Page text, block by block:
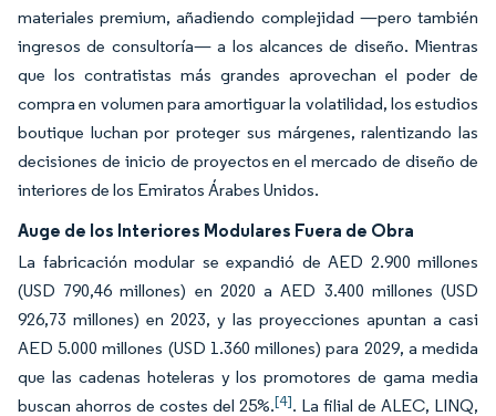
materiales premium, añadiendo complejidad —pero también
ingresos de consultoría— a los alcances de diseño. Mientras
que los contratistas más grandes aprovechan el poder de
compra en volumen para amortiguar la volatilidad, los estudios
boutique luchan por proteger sus márgenes, ralentizando las
decisiones de inicio de proyectos en el mercado de diseño de
interiores de los Emiratos Árabes Unidos.
Auge de los Interiores Modulares Fuera de Obra
La fabricación modular se expandió de AED 2.900 millones
(USD 790,46 millones) en 2020 a AED 3.400 millones (USD
926,73 millones) en 2023, y las proyecciones apuntan a casi
AED 5.000 millones (USD 1.360 millones) para 2029, a medida
que las cadenas hoteleras y los promotores de gama media
buscan ahorros de costes del 25%.[4]. La filial de ALEC, LINQ,